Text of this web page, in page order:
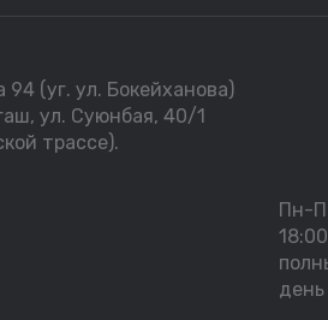
94 (уг. ул. Бокейханова)
ул. Суюнбая, 40/1
трассе).
Пн-
день